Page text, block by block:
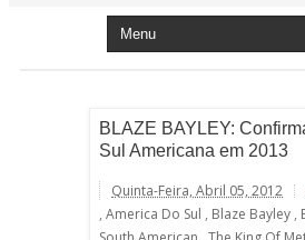
BLAZE BAYLEY:
Sul Americana em 2013
Quinta-Feira, Abril 05, 2012
, America Do Sul , Blaze Bayley ,